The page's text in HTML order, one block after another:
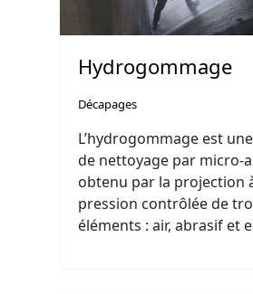
Hydrogommage
Décapages
L’hydrogommage est
de nettoyage par micro-
obtenu par la projection
pression contrôlée de
éléments : air, abrasif et